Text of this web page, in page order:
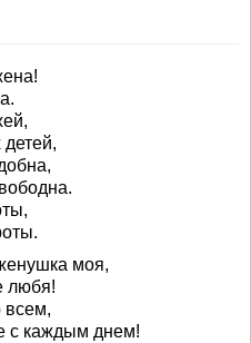
моя,
любя!
всем,
с каждым днем!